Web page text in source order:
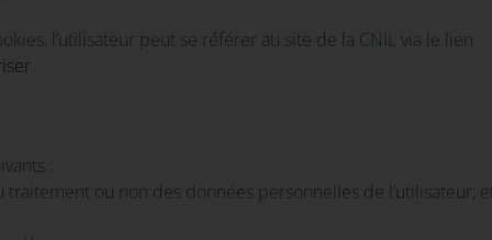
l’utilisateur peut se référer au site de la CNIL via le lien
:
ou non des données personnelles de l’utilisateur,